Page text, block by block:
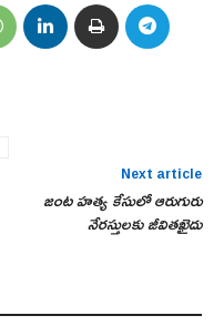
Next article
జంట హత్య కేసులో ఆరుగురు
నేరస్తులకు జీవితఖైదు